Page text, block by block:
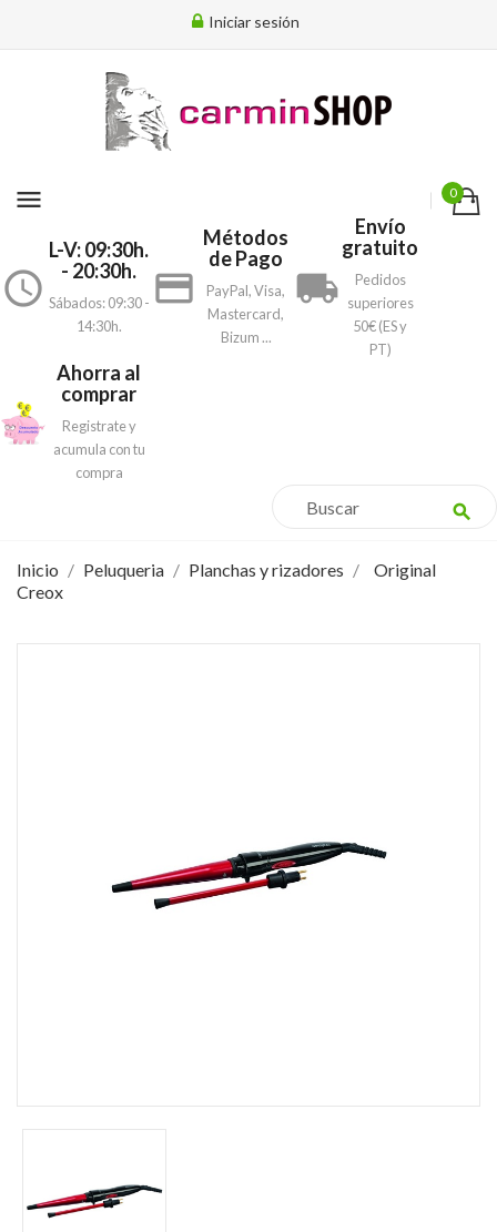
Iniciar sesión
menu 0
access_time
L-V: 09:30h.
- 20:30h.
Sábados: 09:30 -
14:30h.
payment
Métodos
de Pago
PayPal, Visa,
Mastercard,
Bizum ...
local_shipping
Envío
gratuito
Pedidos
superiores
50€ (ES y
PT)
Ahorra al
comprar
Registrate y
acumula con tu
compra
search
Inicio Peluqueria Planchas y rizadores
Original
Creox